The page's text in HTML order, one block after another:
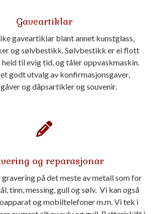
Gaveartiklar
gaveartiklar blant annet kunstglass,
og sølvbestikk. Sølvbestikk er ei flott
held til evig tid, og tåler oppvaskmaskin.
godt utvalg av konfirmasjonsgaver,
og dåpsartikler og souvenir.
og reparasjonar
på det meste av metall som for
tinn, messing, gull og sølv. Vi kan også
og mobiltelefoner m.m. Vi tek i